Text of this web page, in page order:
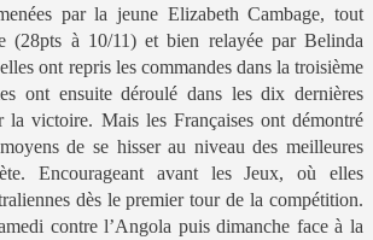
par la jeune Elizabeth Cambage, tout
(28pts à 10/11) et bien relayée par Belinda
ont repris les commandes dans la troisième
ont ensuite déroulé dans les dix dernières
la victoire. Mais les Françaises ont démontré
de se hisser au niveau des meilleures
Encourageant avant les Jeux, où elles
dès le premier tour de la compétition.
contre l’Angola puis dimanche face à la